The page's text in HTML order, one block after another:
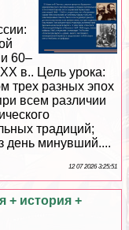
60–
ХХ в.. Цель урока:
трех разных эпох
всем различии
традиций;
день минувший....
12 07 2026 3:25:51
+ история +